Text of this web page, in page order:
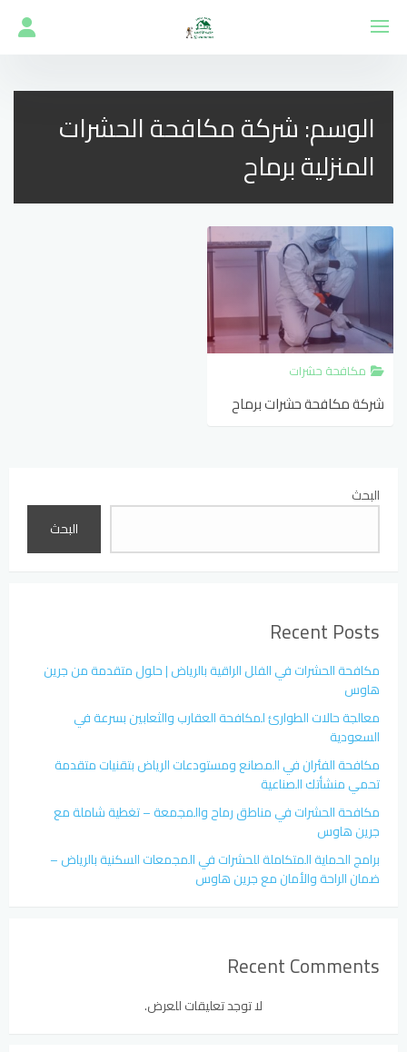
الوسم:شركة مكافحة الحشرات
المنزلية برماح
مكافحة حشرات
شركة مكافحة حشرات برماح
البحث
البحث
Recent Posts
مكافحة الحشرات في الفلل الراقية بالرياض | حلول متقدمة من جرين
هاوس
معالجة حالات الطوارئ لمكافحة العقارب والثعابين بسرعة في
السعودية
مكافحة الفئران في المصانع ومستودعات الرياض بتقنيات متقدمة
تحمي منشأتك الصناعية
مكافحة الحشرات في مناطق رماح والمجمعة – تغطية شاملة مع
جرين هاوس
برامج الحماية المتكاملة للحشرات في المجمعات السكنية بالرياض –
ضمان الراحة والأمان مع جرين هاوس
Recent Comments
لا توجد تعليقات للعرض.